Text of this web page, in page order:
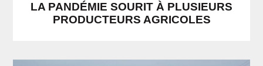
LA PANDÉMIE SOURIT À PLUSIEURS
PRODUCTEURS AGRICOLES